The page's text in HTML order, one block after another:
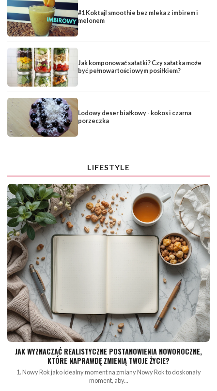
#1 Koktajl smoothie bez mleka z imbirem i
melonem
Jak komponować sałatki? Czy sałatka może
być pełnowartościowym posiłkiem?
Lodowy deser białkowy - kokos i czarna
porzeczka
LIFESTYLE
JAK WYZNACZAĆ REALISTYCZNE POSTANOWIENIA NOWOROCZNE,
KTÓRE NAPRAWDĘ ZMIENIĄ TWOJE ŻYCIE?
1. Nowy Rok jako idealny moment na zmiany Nowy Rok to doskonały
moment, aby...